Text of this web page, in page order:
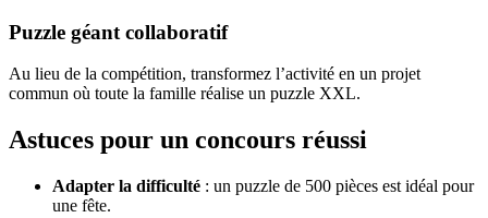
Puzzle géant collaboratif
Au lieu de la compétition, transformez l’activité en un projet
commun où toute la famille réalise un puzzle XXL.
Astuces pour un concours réussi
Adapter la difficulté : un puzzle de 500 pièces est idéal pour
une fête.